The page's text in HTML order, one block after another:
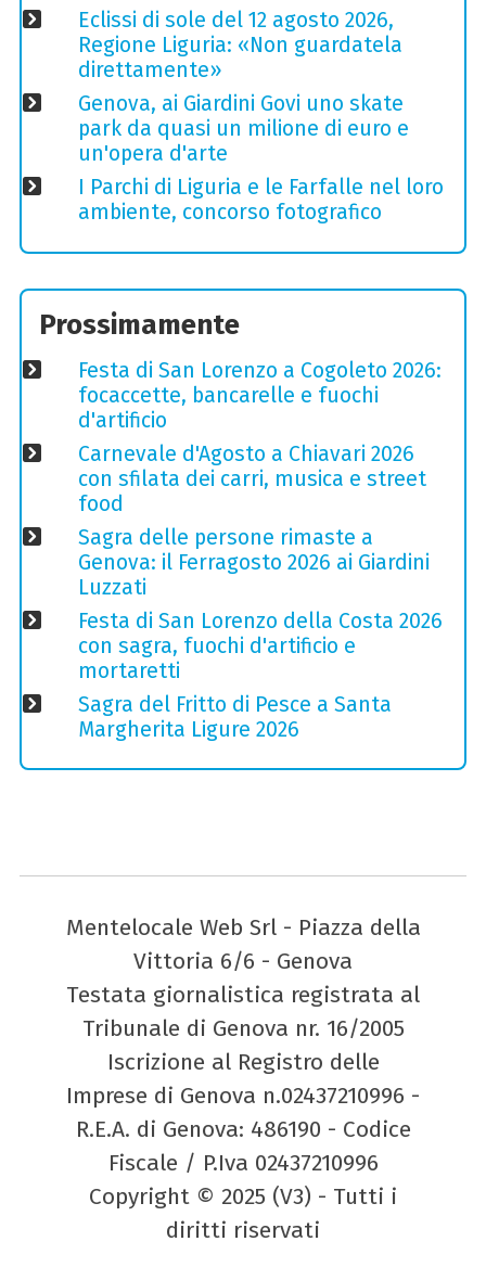
Eclissi di sole del 12 agosto 2026,
Regione Liguria: «Non guardatela
direttamente»
Genova, ai Giardini Govi uno skate
park da quasi un milione di euro e
un'opera d'arte
I Parchi di Liguria e le Farfalle nel loro
ambiente, concorso fotografico
Prossimamente
Festa di San Lorenzo a Cogoleto 2026:
focaccette, bancarelle e fuochi
d'artificio
Carnevale d'Agosto a Chiavari 2026
con sfilata dei carri, musica e street
food
Sagra delle persone rimaste a
Genova: il Ferragosto 2026 ai Giardini
Luzzati
Festa di San Lorenzo della Costa 2026
con sagra, fuochi d'artificio e
mortaretti
Sagra del Fritto di Pesce a Santa
Margherita Ligure 2026
Mentelocale Web Srl - Piazza della
Vittoria 6/6 - Genova
Testata giornalistica registrata al
Tribunale di Genova nr. 16/2005
Iscrizione al Registro delle
Imprese di Genova n.02437210996 -
R.E.A. di Genova: 486190 - Codice
Fiscale / P.Iva 02437210996
Copyright © 2025 (V3) - Tutti i
diritti riservati